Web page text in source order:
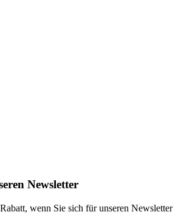
Newsletter
wenn Sie sich für unseren Newsletter